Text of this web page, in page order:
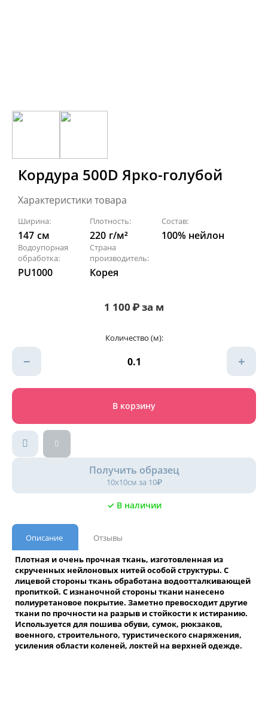
Кордура 500D Ярко-голубой
Характеристики товара
Ширина:
147 см
Плотность:
220 г/м²
Состав:
100% нейлон
Водоупорная
обработка:
PU1000
Страна
производитель:
Корея
1 100₽за м
Количество (м):
− +
В корзину
Получить образец
10х10см за 10₽
✓ В наличии
Описание
Отзывы
Плотная и очень прочная ткань, изготовленная из
скрученных нейлоновых нитей особой структуры. С
лицевой стороны ткань обработана водоотталкивающей
пропиткой. С изнаночной стороны ткани нанесено
полиуретановое покрытие. Заметно превосходит другие
ткани по прочности на разрыв и стойкости к истиранию.
Используется для пошива обуви, сумок, рюкзаков,
военного, строительного, туристического снаряжения,
усиления области коленей, локтей на верхней одежде.